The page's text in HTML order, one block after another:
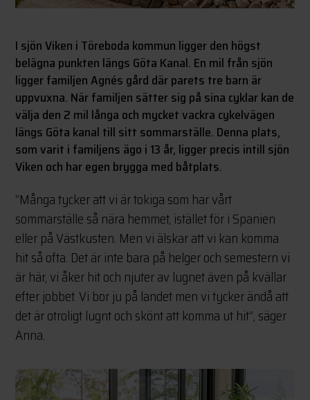
I sjön Viken i Töreboda kommun ligger den högst
belägna punkten längs Göta Kanal. En mil från sjön
ligger familjen Agnés gård där parets tre barn är
uppvuxna. När familjen sätter sig på sina cyklar kan de
välja den 2 mil långa och mycket vackra cykelvägen
längs Göta kanal till sitt sommarställe. Denna plats,
som varit i familjens ägo i 13 år, ligger precis intill sjön
Viken och har egen brygga med båtplats.
“Många tycker att vi är tokiga som har vårt
sommarställe så nära hemmet, istället för i Spanien
eller på Västkusten. Men vi älskar att vi kan komma
hit så ofta. Det är inte bara på helger och semestern vi
är här, vi åker hit och njuter av lugnet även på kvällar
efter jobbet. Vi bor ju på landet men vi tycker ändå att
det är otroligt lugnt och skönt att komma ut hit”, säger
Anna.